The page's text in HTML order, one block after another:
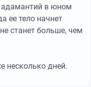
адамантий в юном
ее тело начнет
станет больше, чем
несколько дней.